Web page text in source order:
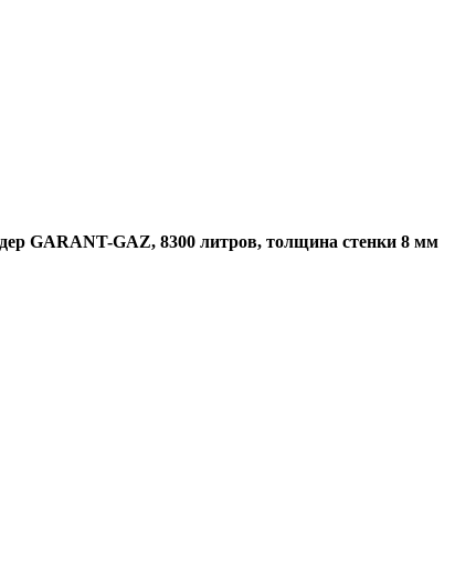
GARANT-GAZ, 8300 литров, толщина стенки 8 мм